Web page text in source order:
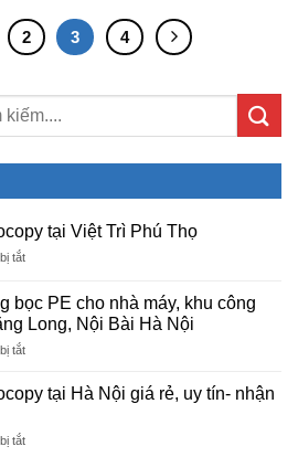
2 3 4
tại Việt Trì Phú Thọ
tắtở
photocopy
tại
Việt
Phú
Thọ
bọc PE cho nhà máy, khu công
Long, Nội Bài Hà Nội
tắtở
cấp
màng
PE
tại Hà Nội giá rẻ, uy tín- nhận
tắtở